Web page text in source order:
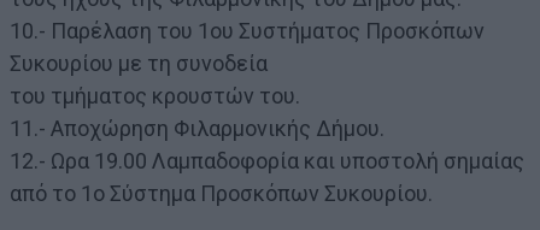
10.- Παρέλαση του 1ου Συστήματος Προσκόπων
Συκουρίου με τη συνοδεία
του τμήματος κρουστών του.
11.- Αποχώρηση Φιλαρμονικής Δήμου.
12.- Ωρα 19.00 Λαμπαδοφορία και υποστολή σημαίας
από το 1ο Σύστημα Προσκόπων Συκουρίου.